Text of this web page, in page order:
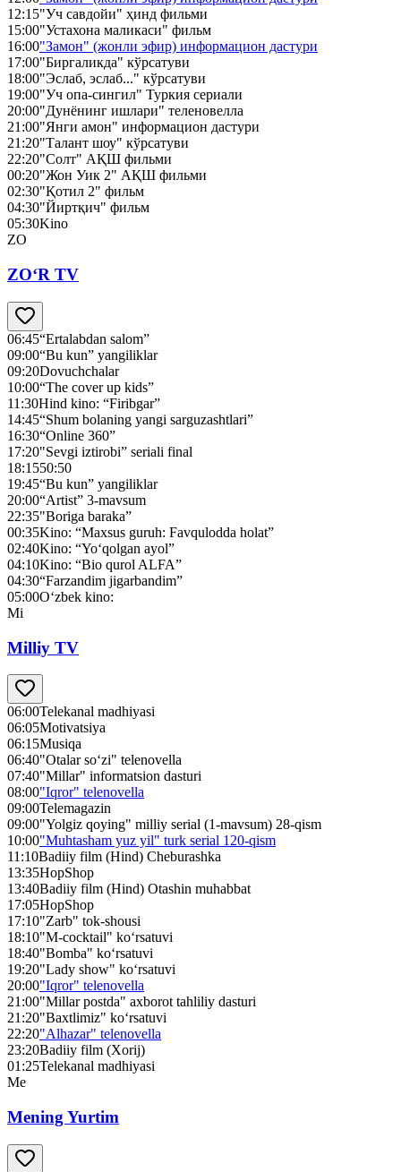
12:15"Уч савдойи" ҳинд фильми
15:00"Устахона маликаси" фильм
16:00"Замон" (жонли эфир) информацион дастури
17:00"Биргаликда" кўрсатуви
18:00"Эслаб, эслаб..." кўрсатуви
19:00"Уч опа-сингил" Туркия сериали
20:00"Дунёнинг ишлари" теленовелла
21:00"Янги амон" информацион дастури
21:20"Талант шоу" кўрсатуви
22:20"Солт" АҚШ фильми
00:20"Жон Уик 2" АҚШ фильми
02:30"Қотил 2" фильм
04:30"Йиртқич" фильм
05:30Kino
ZO
ZO‘R TV
06:45“Ertalabdan salom”
09:00“Bu kun” yangiliklar
09:20Dovuchchalar
10:00“The cover up kids”
11:30Hind kino: “Firibgar”
14:45“Shum bolaning yangi sarguzashtlari”
16:30“Online 360”
17:20"Sevgi iztirobi” seriali final
18:1550:50
19:45“Bu kun” yangiliklar
20:00“Artist” 3-mavsum
22:35"Boriga baraka”
00:35Kino: “Maxsus guruh: Favqulodda holat”
02:40Kino: “Yo‘qolgan ayol”
04:10Kino: “Bio qurol ALFA”
04:30“Farzandim jigarbandim”
05:00O‘zbek kino:
Mi
Milliy TV
06:00Telekanal madhiyasi
06:05Motivatsiya
06:15Musiqa
06:40"Otalar so‘zi" telenovella
07:40"Millar" informatsion dasturi
08:00"Iqror" telenovella
09:00Telemagazin
09:00"Yolgiz qoying" milliy serial (1-mavsum) 28-qism
10:00"Muhtasham yuz yil" turk serial 120-qism
11:10Badiiy film (Hind) Cheburashka
13:35HopShop
13:40Badiiy film (Hind) Otashin muhabbat
17:05HopShop
17:10"Zarb" tok-shousi
18:10"M-cocktail" ko‘rsatuvi
18:40"Bomba" ko‘rsatuvi
19:20"Lady show" ko‘rsatuvi
20:00"Iqror" telenovella
21:00"Millar postda" axborot tahliliy dasturi
21:20"Baxtlimiz" ko‘rsatuvi
22:20"Alhazar" telenovella
23:20Badiiy film (Xorij)
01:25Telekanal madhiyasi
Me
Mening Yurtim